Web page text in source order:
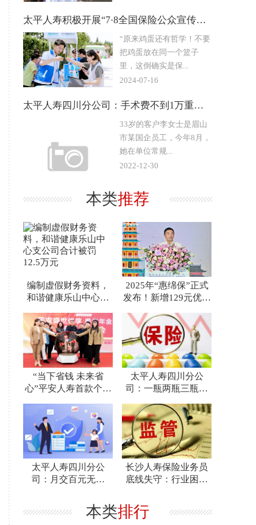
太平人寿积极开展“7·8全国保险公众宣传日”系列活动
“原来鸡蛋还有哲学！不要
把鸡蛋放在同一个篮子
里，这倒确实是保...
2024-07-16
太平人寿四川分公司：手术费不到1万重疾理赔10万，她说早知道
33岁的客户李女士是眉山
市某国企员工，今年8月，
她在单位常规...
2022-12-30
本类推荐
编制虚假财务资料，
和谐健康乐山中心支
元
2025年“惠绵保”正式
发布！新增129元优选
“当下省钱 未来省
心”平安人寿首款个人
太平人寿四川分公
司：一瓶两瓶三瓶四
救下了这
太平人寿四川分公
司：月交百元无压
长沙人寿保险业务员
底线失守：行业困境
本类排行